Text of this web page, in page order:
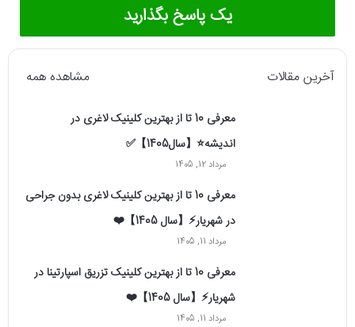
یک پاسخ بگذارید
آخرین مقالات مشاهده همه
معرفی 10 تا از بهترین کلینیک لاغری در
اندیشه⭐【سال1405】✅
مرداد 12, 1405
معرفی 10 تا از بهترین کلینیک لاغری بدون جراحی
در شهریار⚡【سال 1405】❤️
مرداد 11, 1405
معرفی 10 تا از بهترین کلینیک تزریق اسپارتینا در
شهریار⚡【سال 1405】❤️
مرداد 11, 1405